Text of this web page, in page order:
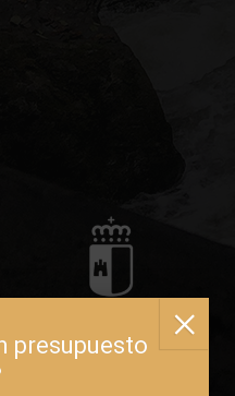
de la Junta de Comunidades de
Inversión-